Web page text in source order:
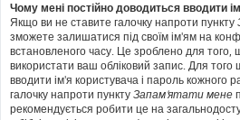
Чому мені постійно доводиться вводити
Якщо ви не ставите галочку напроти пункту
зможете залишатися під своїм ім'ям на
встановленого часу. Це зроблено для того,
використати ваш обліковий запис. Для
вводити ім'я користувача і пароль кожного
галочку напроти пункту Запам'ятати мене
рекомендується робити це на